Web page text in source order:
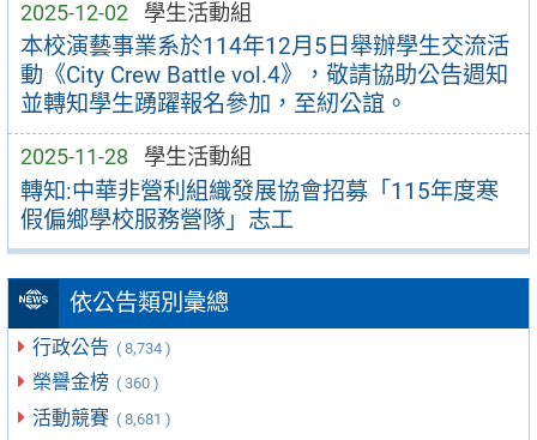
2025-12-02 學生活動組
本校演藝事業系於114年12月5日舉辦學生交流活
動《City Crew Battle vol.4》，敬請協助公告週知
並轉知學生踴躍報名參加，至紉公誼。
2025-11-28 學生活動組
轉知:中華非營利組織發展協會招募「115年度寒
假偏鄉學校服務營隊」志工
依公告類別彙總
行政公告 ( 8,734 )
榮譽金榜 ( 360 )
活動競賽 ( 8,681 )